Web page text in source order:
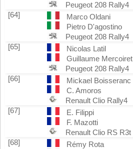
Peugeot 208 Rally4
[64]
Marco Oldani
Pietro D'agostino
Peugeot 208 Rally4
[65]
Nicolas Latil
Guillaume Mercoiret
Peugeot 208 Rally4
[66]
Mickael Boisseranc
C. Amoros
Renault Clio Rally4
[67]
E. Filippi
F. Mazotti
Renault Clio RS R3t
[68]
Rémy Rota